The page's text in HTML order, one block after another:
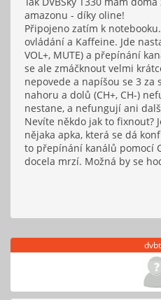
amazonu - díky oline!
Připojeno zatím k
ovládání a Kaffeine. Jde
VOL+, MUTE) a přepínání
se ale zmáčknout velmi
nepovede a napíšou se 3 za
nahoru a dolů (CH+, CH-)
nestane, a nefungují ani
Nevíte někdo jak to fixnout?
nějaka apka, která se dá
to přepínání kanálů pomocí
docela mrzí. Možná by se